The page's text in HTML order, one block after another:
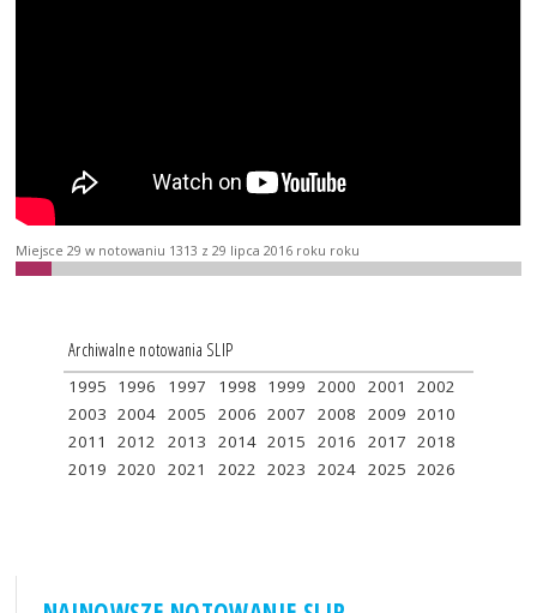
Miejsce 29 w notowaniu 1313 z 29 lipca 2016 roku roku
Archiwalne notowania SLIP
1995 1996 1997 1998 1999 2000 2001
2002
2003 2004 2005 2006 2007 2008 2009 2010
2011
2012 2013 2014 2015 2016 2017 2018
2019 2020 2021 2022 2023 2024 2025 2026